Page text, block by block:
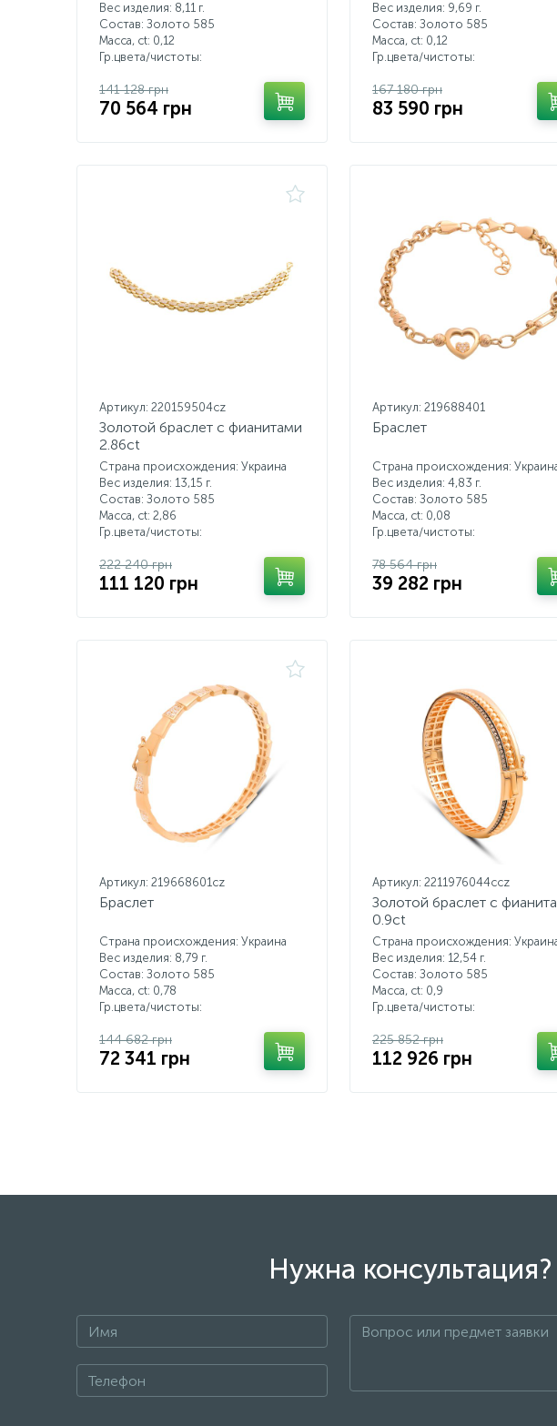
Вес изделия: 8,11 г.
Состав: Золото 585
Масса, ct: 0,12
Гр.цвета/чистоты:
141 128 грн
70 564 грн
Вес изделия: 9,69 г.
Состав: Золото 585
Масса, ct: 0,12
Гр.цвета/чистоты:
167 180 грн
83 590 грн
Артикул: 220159504cz
Золотой браслет с фианитами
2.86ct
Страна происхождения: Украина
Вес изделия: 13,15 г.
Состав: Золото 585
Масса, ct: 2,86
Гр.цвета/чистоты:
222 240 грн
111 120 грн
Артикул: 219688401
Браслет
Страна происхождения:
Вес изделия: 4,83 г.
Состав: Золото 585
Масса, ct: 0,08
Гр.цвета/чистоты:
78 564 грн
39 282 грн
Артикул: 219668601cz
Браслет
Страна происхождения: Украина
Вес изделия: 8,79 г.
Состав: Золото 585
Масса, ct: 0,78
Гр.цвета/чистоты:
144 682 грн
72 341 грн
Артикул: 2211976044ccz
Золотой браслет с
0.9ct
Страна происхождения:
Вес изделия: 12,54 г.
Состав: Золото 585
Масса, ct: 0,9
Гр.цвета/чистоты:
225 852 грн
112 926 грн
Нужна